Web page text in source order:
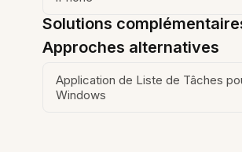
Solutions
Approches alternatives
Application de Liste de Tâches
Windows